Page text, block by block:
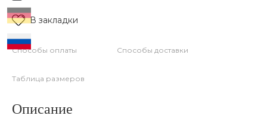
В закладки
Способы оплаты Способы доставки
Таблица размеров
Описание